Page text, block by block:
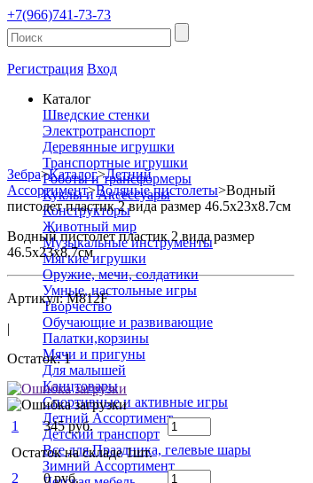
+7(966)741-73-73
Регистрация Вход
Каталог
Шведские стенки
Электротранспорт
Деревянные игрушки
Транспортные игрушки
Роботы и трансформеры
Куклы и Аксессуары
Конструкторы
Животный мир
Музыкальные инструменты
Мягкие игрушки
Оружие, мечи, солдатики
Умные, настольные игры
Творчество
Обучающие и развивающие
Палатки,корзины
Мячи и пригуны
Для малышей
Канцтовары
Спортивные и активные игры
Летний Ассортимент
Детский транспорт
Все для Праздника, гелевые шары
Зимний Ассортимент
Зебра>Каталог>Летний
Ассортимент>Водяные пистолеты>Водный
пистолет пластик 2 вида размер 46.5х23х8.7см
Водный пистолет пластик 2 вида размер
46.5х23х8.7см
Артикул: M812F
|
Остаток: 1
1
345 руб.
Остаток на складе 1шт.
2
0 руб.